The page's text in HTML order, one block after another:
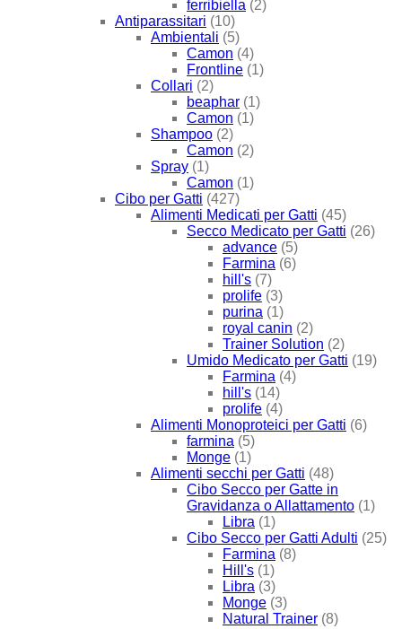
ferribiella (2)
Antiparassitari (10)
Ambientali (5)
Camon (4)
Frontline (1)
Collari (2)
beaphar (1)
Camon (1)
Shampoo (2)
Camon (2)
Spray (1)
Camon (1)
Cibo per Gatti (427)
Alimenti Medicati per Gatti (45)
Secco Medicato per Gatti (26)
advance (5)
Farmina (6)
hill's (7)
prolife (3)
purina (1)
royal canin (2)
Trainer Solution (2)
Umido Medicato per Gatti (19)
Farmina (4)
hill's (14)
prolife (4)
Alimenti Monoproteici per Gatti (6)
farmina (5)
Monge (1)
Alimenti secchi per Gatti (48)
Cibo Secco per Gatte in
Gravidanza o Allattamento (1)
Libra (1)
Cibo Secco per Gatti Adulti (25)
Farmina (8)
Hill's (1)
Libra (3)
Monge (3)
Natural Trainer (8)